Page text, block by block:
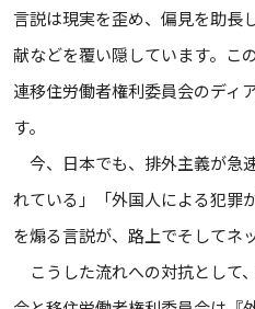
言説は現実を歪め、偏見を助長
献などを覆い隠しています。こ
連移住労働者権利委員会のディ
す。
今、日本でも、排外主義が急
れている」「外国⼈による犯罪
を煽る言説が、路上でそしてネ
こうした流れへの対抗として